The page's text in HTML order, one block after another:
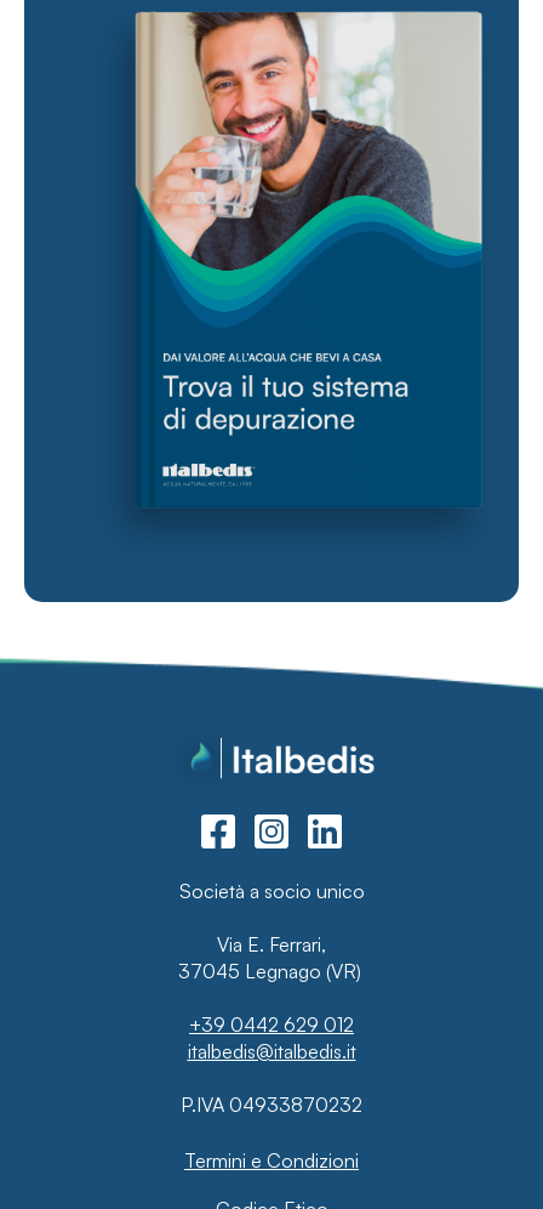
Società a socio unico
Via E. Ferrari,
37045 Legnago (VR)
+39 0442 629 012
italbedis@italbedis.it
P.IVA 04933870232
Termini e Condizioni